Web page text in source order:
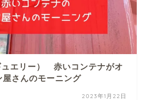
エリー） 赤いコンテナがオ
屋さんのモーニング
2023年1月22日